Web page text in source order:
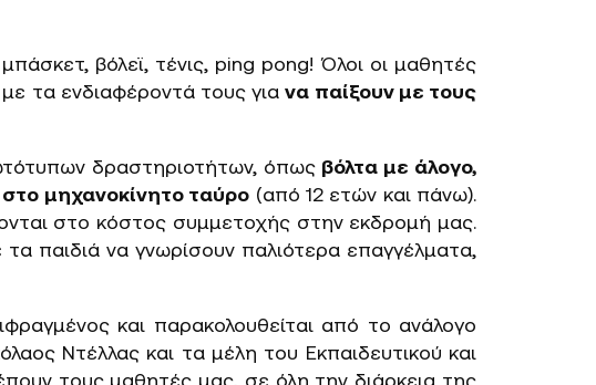
βόλεϊ, τένις, ping pong! Όλοι οι μαθητές
τα ενδιαφέροντά τους γιανα παίξουν με τους
δραστηριοτήτων, όπως βόλτα με άλογο,
μηχανοκίνητο ταύρο (από 12 ετών και πάνω).
στο κόστος συμμετοχής στην εκδρομή μας.
παιδιά να γνωρίσουν παλιότερα επαγγέλματα,
και παρακολουθείται από το ανάλογο
Ντέλλας και τα μέλη του Εκπαιδευτικού και
τους μαθητές μας, σε όλη την διάρκεια της